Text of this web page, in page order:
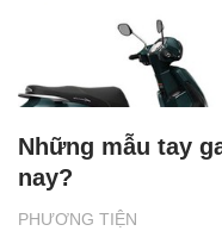
PHƯƠNG TIỆN
Những mẫu tay
nay?